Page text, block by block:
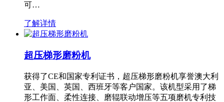
可…
了解详情
超压梯形磨粉机
获得了CE和国家专利证书，超压梯形磨粉机享誉澳大利
亚、美国、英国、西班牙等客户国家。该机型采用了梯
形工作面、柔性连接、磨辊联动增压等五项磨机专利技